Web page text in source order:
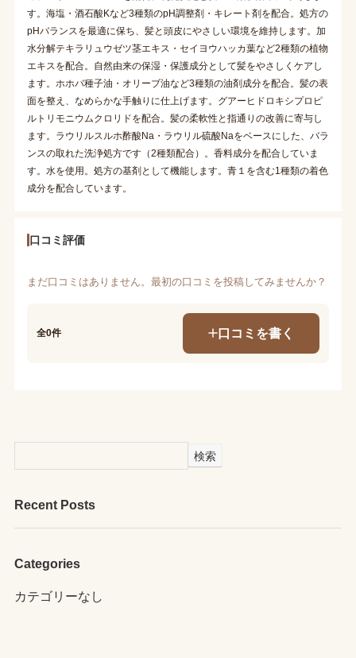
す。海塩・酒石酸Kなど3種類のpH調整剤・キレート剤を配合。処方の
pHバランスを最適に保ち、髪と頭皮にやさしい環境を維持します。加
水分解テキラリュウゼツ茎エキス・セイヨウハッカ葉など2種類の植物
エキスを配合。自然由来の保湿・保護成分として髪をやさしくケアし
ます。ホホバ種子油・オリーブ油など3種類の油剤成分を配合。髪の表
面を整え、なめらかな手触りに仕上げます。グアーヒドロキシプロピ
ルトリモニウムクロリドを配合。髪の柔軟性と指通りの改善に寄与し
ます。ラウリルスルホ酢酸Na・ラウリル硫酸Naをベースにした、バラ
ンスの取れた洗浄処方です（2種類配合）。香料成分を配合していま
す。水を使用。処方の基剤として機能します。青１を含む1種類の着色
成分を配合しています。
口コミ評価
まだ口コミはありません。最初の口コミを投稿してみませんか？
全0件 口コミを書く
検索
Recent Posts
Categories
カテゴリーなし